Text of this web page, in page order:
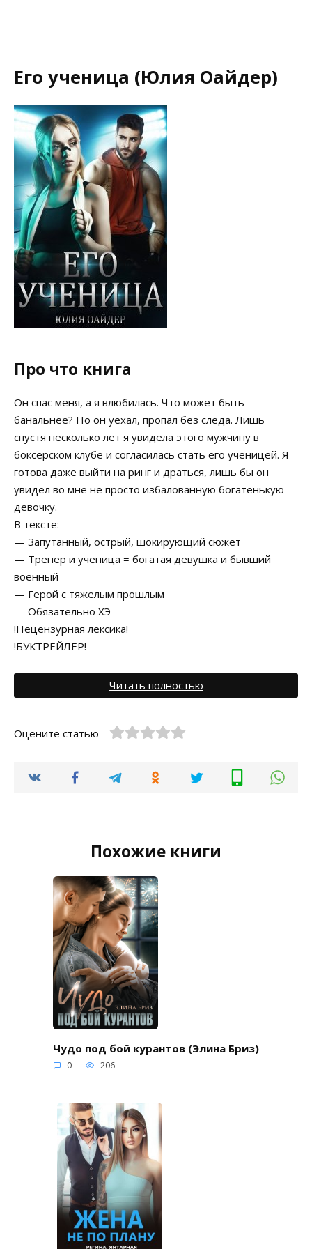
Его ученица (Юлия Оайдер)
Про что книга
Он спас меня, а я влюбилась. Что может быть
банальнее? Но он уехал, пропал без следа. Лишь
спустя несколько лет я увидела этого мужчину в
боксерском клубе и согласилась стать его ученицей. Я
готова даже выйти на ринг и драться, лишь бы он
увидел во мне не просто избалованную богатенькую
девочку.
В тексте:
— Запутанный, острый, шокирующий сюжет
— Тренер и ученица = богатая девушка и бывший
военный
— Герой с тяжелым прошлым
— Обязательно ХЭ
!Нецензурная лексика!
!БУКТРЕЙЛЕР!
Читать полностью
Оцените статью
Похожие книги
Чудо под бой курантов (Элина Бриз)
0 206